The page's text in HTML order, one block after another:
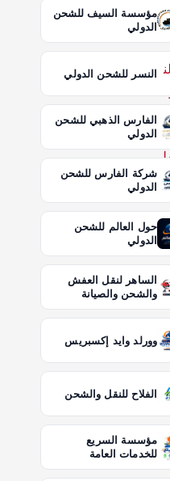
مؤسسة السيف للشحن
الدولي
النسر للشحن الدولي
الفارس الذهبي للشحن
الدولي
شركة الفارس للشحن
الدولي
حول العالم للشحن
الدولي
الساهر لنقل العفش
والشحن والصيانة
وورلد وايد إكسبريس
الفلاح للنقل والشحن
مؤسسة السريع
للخدمات العامة